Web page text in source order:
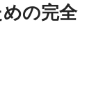
の完全